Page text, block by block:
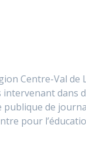
Centre-Val de
dans
publique de
pour